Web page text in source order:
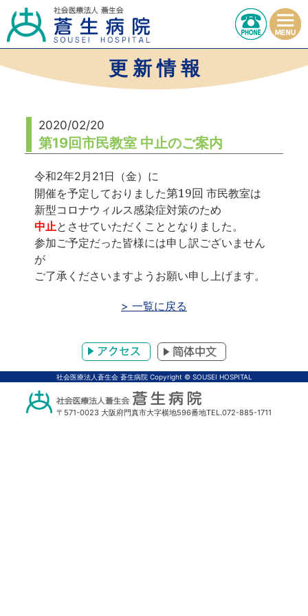
更 新 情 報
2020/02/20
第19回市民教室 中止のご案内
令和2年2月21日（金）に
開催を予定しておりました第19回市民教室は
新型コロナウィルス感染症対策のため
中止とさせていただくこととなりました。
参加ご予定だった皆様には申し訳ございません
が
ご了承くださいますようお願い申し上げます。
> 一覧に戻る
アクセス 体中文
社会医療法人蒼生会 蒼生病院 Copyright © SOUSEI HOSPITAL
〒571-0023 大阪府門真市大字横地596番地TEL.072-885-1711